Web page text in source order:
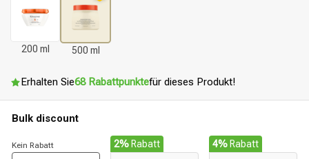
200 ml 500 ml
Erhalten Sie68 Rabattpunktefür dieses Produkt!
Bulk discount
Kein Rabatt 2% Rabatt 4% Rabatt